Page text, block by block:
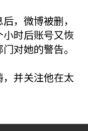
，微博被删，
时后账号又恢
对她的警告。
并关注他在太